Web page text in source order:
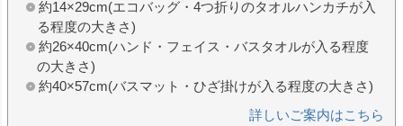
約14×29cm(エコバッグ・4つ折りのタオルハンカチが入
る程度の大きさ)
約26×40cm(ハンド・フェイス・バスタオルが入る程度
の大きさ)
約40×57cm(バスマット・ひざ掛けが入る程度の大きさ)
詳しいご案内はこちら